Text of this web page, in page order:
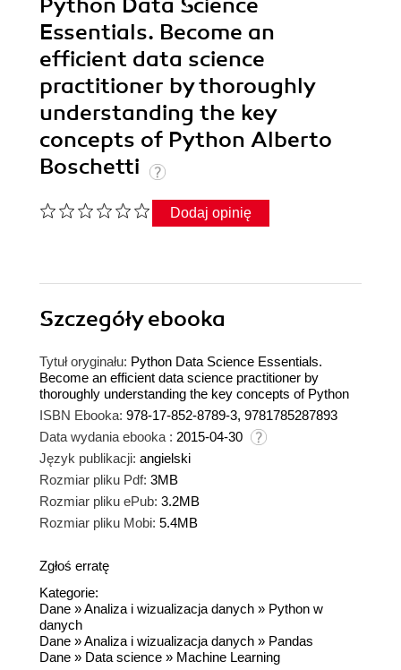
Essentials. Become an
efficient data science
practitioner by thoroughly
understanding the key
concepts of Python Alberto
Boschetti
Dodaj opinię
Szczegółyebooka
Tytuł oryginału: Python Data Science Essentials.
Become an efficient data science practitioner by
thoroughly understanding the key concepts of Python
ISBN Ebooka: 978-17-852-8789-3, 9781785287893
Data wydania ebooka : 2015-04-30
Język publikacji: angielski
Rozmiar pliku Pdf: 3MB
Rozmiar pliku ePub: 3.2MB
Rozmiar pliku Mobi: 5.4MB
Zgłoś erratę
Kategorie:
Dane »Analiza i wizualizacja danych » Python w
danych
Dane »Analiza i wizualizacja danych » Pandas
Dane » Data science » Machine Learning